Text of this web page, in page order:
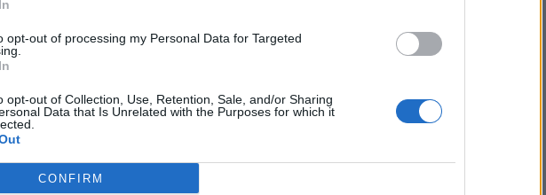
opt-out of processing my Personal Data for Targeted
opt-out of Collection, Use, Retention, Sale, and/or Sharing
Data that Is Unrelated with the Purposes for which it
CONFIRM
elmúlt 2 év napon belüli
Előfizetés
VAGY? BEJELENTKEZÉS